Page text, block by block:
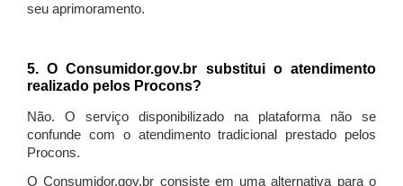
seu aprimoramento.
5. O Consumidor.gov.br substitui o atendimento
realizado pelos Procons?
Não. O serviço disponibilizado na plataforma não se
confunde com o atendimento tradicional prestado pelos
Procons.
O Consumidor.gov.br consiste em uma alternativa para o